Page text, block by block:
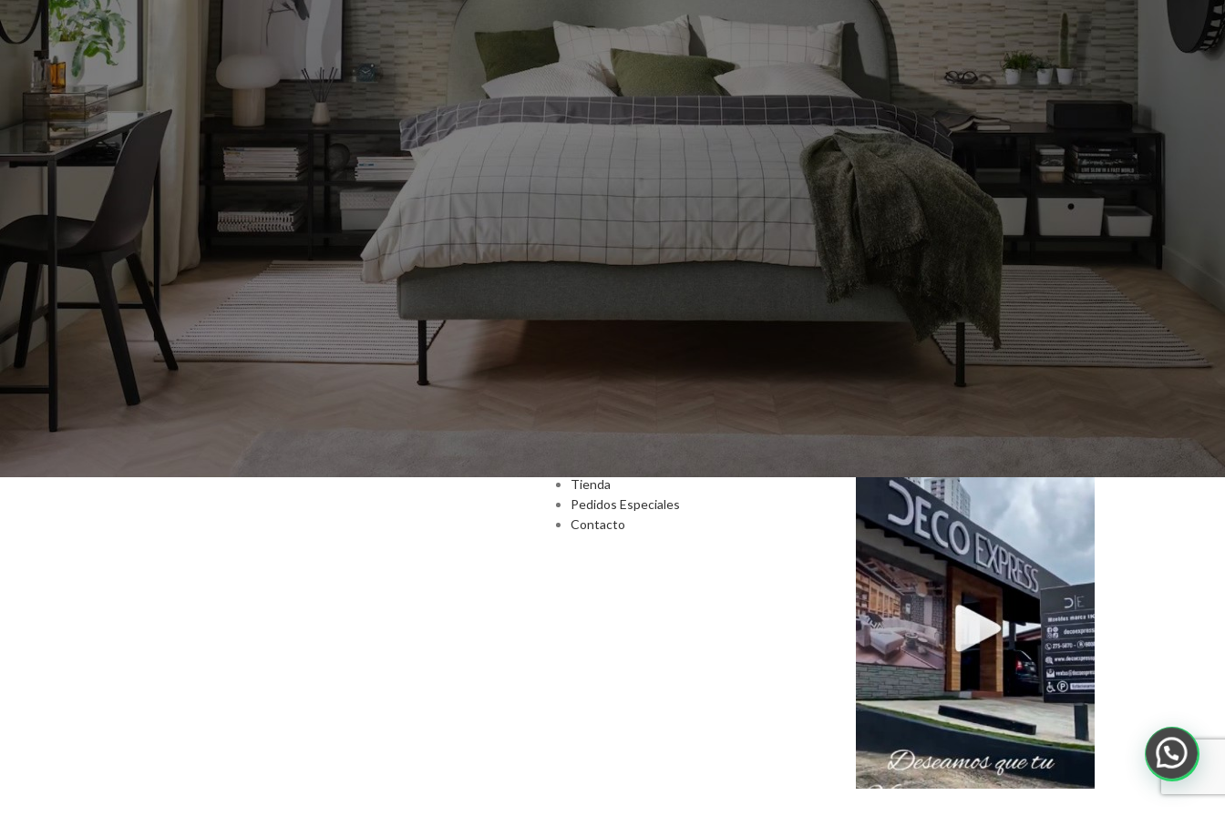
Tienda
Pedidos Especiales
Contacto
Toca debajo para ver el Video